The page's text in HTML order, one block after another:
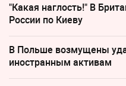
"Какая наглость!" В
России по Киеву
В Польше возмущены
иностранным активам